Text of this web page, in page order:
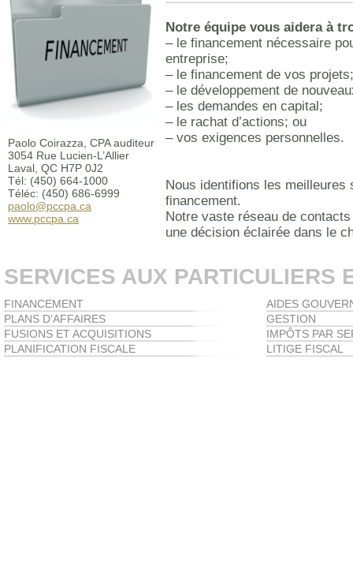
Paolo Coirazza, CPA auditeur
3054 Rue Lucien-L’Allier
Laval, QC H7P 0J2
Tél: (450) 664-1000
Téléc: (450) 686-6999
paolo@pccpa.ca
www.pccpa.ca
Notre équipe vous aidera à
– le financement nécessaire
entreprise;
– le financement de vos projets;
– le développement de
– les demandes en capital;
– le rachat d’actions; ou
– vos exigences personnelles.
Nous identifions les meilleures
financement.
Notre vaste réseau de
une décision éclairée dans le
SERVICES AUX PARTICULIERS
FINANCEMENT
PLANS D’AFFAIRES
FUSIONS ET ACQUISITIONS
PLANIFICATION FISCALE
AIDES
GESTION
IMPÔTS PAR
LITIGE FISCAL